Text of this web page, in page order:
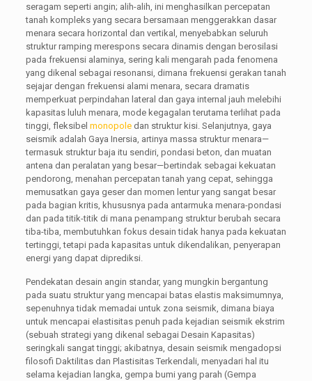
seragam seperti angin; alih-alih, ini menghasilkan percepatan
tanah kompleks yang secara bersamaan menggerakkan dasar
menara secara horizontal dan vertikal, menyebabkan seluruh
struktur ramping merespons secara dinamis dengan berosilasi
pada frekuensi alaminya, sering kali mengarah pada fenomena
yang dikenal sebagai resonansi, dimana frekuensi gerakan tanah
sejajar dengan frekuensi alami menara, secara dramatis
memperkuat perpindahan lateral dan gaya internal jauh melebihi
kapasitas luluh menara, mode kegagalan terutama terlihat pada
tinggi, fleksibel monopoledan struktur kisi. Selanjutnya, gaya
seismik adalah Gaya Inersia, artinya massa struktur menara—
termasuk struktur baja itu sendiri, pondasi beton, dan muatan
antena dan peralatan yang besar—bertindak sebagai kekuatan
pendorong, menahan percepatan tanah yang cepat, sehingga
memusatkan gaya geser dan momen lentur yang sangat besar
pada bagian kritis, khususnya pada antarmuka menara-pondasi
dan pada titik-titik di mana penampang struktur berubah secara
tiba-tiba, membutuhkan fokus desain tidak hanya pada kekuatan
tertinggi, tetapi pada kapasitas untuk dikendalikan, penyerapan
energi yang dapat diprediksi.
Pendekatan desain angin standar, yang mungkin bergantung
pada suatu struktur yang mencapai batas elastis maksimumnya,
sepenuhnya tidak memadai untuk zona seismik, dimana biaya
untuk mencapai elastisitas penuh pada kejadian seismik ekstrim
(sebuah strategi yang dikenal sebagai Desain Kapasitas)
seringkali sangat tinggi; akibatnya, desain seismik mengadopsi
filosofi Daktilitas dan Plastisitas Terkendali, menyadari hal itu
selama kejadian langka, gempa bumi yang parah (Gempa